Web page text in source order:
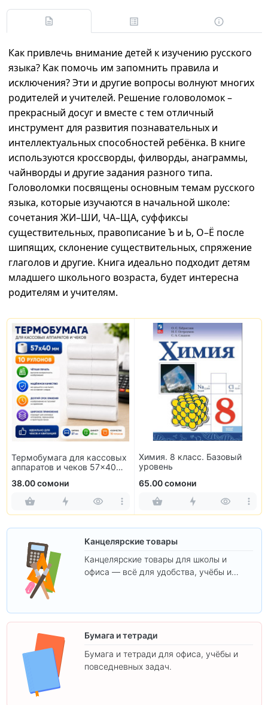
Как привлечь внимание детей к изучению русского
языка? Как помочь им запомнить правила и
исключения? Эти и другие вопросы волнуют многих
родителей и учителей. Решение головоломок –
прекрасный досуг и вместе с тем отличный
инструмент для развития познавательных и
интеллектуальных способностей ребёнка. В книге
используются кроссворды, филворды, анаграммы,
чайнворды и другие задания разного типа.
Головоломки посвящены основным темам русского
языка, которые изучаются в начальной школе:
сочетания ЖИ–ШИ, ЧА–ЩА, суффиксы
существительных, правописание Ъ и Ь, О–Ё после
шипящих, склонение существительных, спряжение
глаголов и другие. Книга идеально подходит детям
младшего школьного возраста, будет интересна
родителям и учителям.
Термобумага для кассовых
аппаратов и чеков 57×40
38.00 сомони
Химия. 8 класс. Базовый
уровень
65.00 сомони
Канцелярские товары
Канцелярские товары для школы и
офиса — всё для удобства, учёбы и
Бумага и тетради
Бумага и тетради для офиса, учёбы и
повседневных задач.